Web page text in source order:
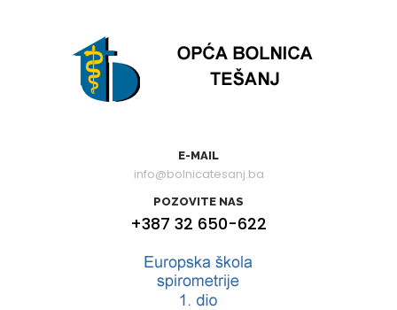
E-MAIL
info@bolnicatesanj.ba
POZOVITE NAS
+387 32 650-622